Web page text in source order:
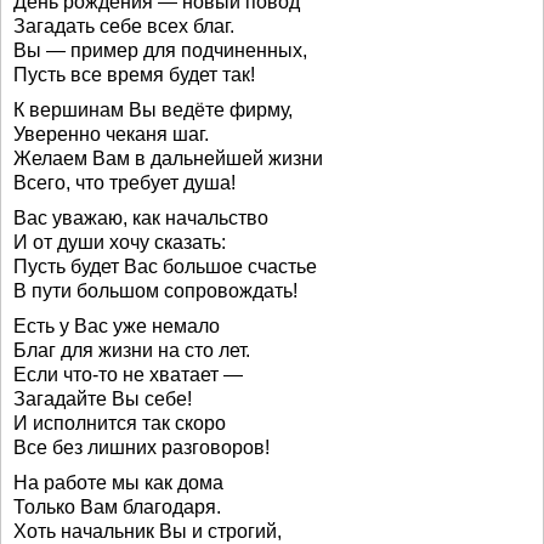
Загадать себе всех благ.
Вы — пример для подчиненных,
Пусть все время будет так!
К вершинам Вы ведёте фирму,
Уверенно чеканя шаг.
Желаем Вам в дальнейшей жизни
Всего, что требует душа!
Вас уважаю, как начальство
И от души хочу сказать:
Пусть будет Вас большое счастье
В пути большом сопровождать!
Есть у Вас уже немало
Благ для жизни на сто лет.
Если что-то не хватает —
Загадайте Вы себе!
И исполнится так скоро
Все без лишних разговоров!
На работе мы как дома
Только Вам благодаря.
Хоть начальник Вы и строгий,